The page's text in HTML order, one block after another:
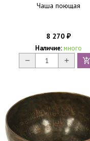
Чаша поющая
8 270 ₽
Наличие: много